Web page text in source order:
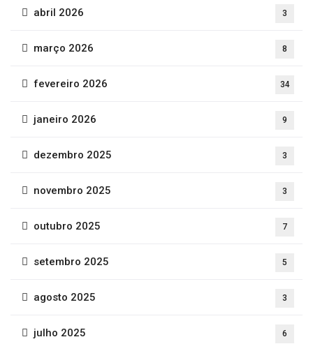
abril 2026 3
março 2026 8
fevereiro 2026 34
janeiro 2026 9
dezembro 2025 3
novembro 2025 3
outubro 2025 7
setembro 2025 5
agosto 2025 3
julho 2025 6